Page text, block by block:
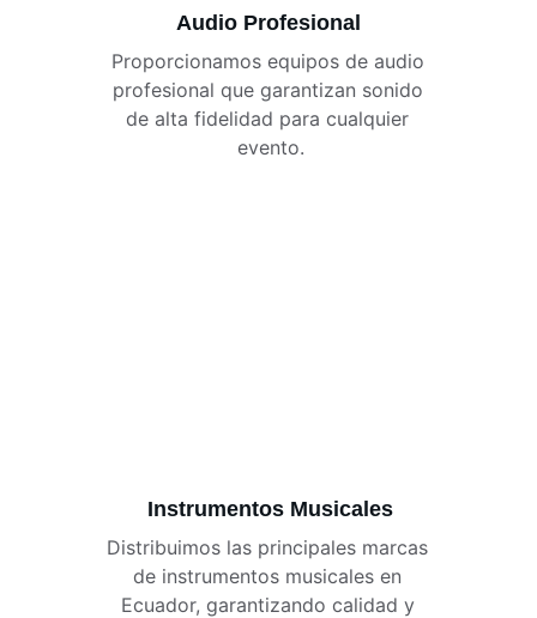
Instrumentos Musicales
Distribuimos las principales marcas
de instrumentos musicales en
Ecuador, garantizando calidad y
Audio Profesional
Proporcionamos equipos de audio
profesional que garantizan sonido
de alta fidelidad para cualquier
evento.